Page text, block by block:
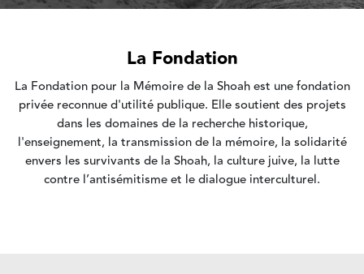
La Fondation
La Fondation pour la Mémoire de la Shoah est une fondation
privée reconnue d'utilité publique. Elle soutient des projets
dans les domaines de la recherche historique,
l'enseignement, la transmission de la mémoire, la solidarité
envers les survivants de la Shoah, la culture juive, la lutte
contre l’antisémitisme et le dialogue interculturel.